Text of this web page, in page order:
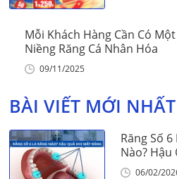
Mỗi Khách Hàng Cần Có
Niềng Răng Cá Nhân Hóa
09/11/2025
BÀI VIẾT MỚI NHẤT
Răng Số 6
Nào? Hậu
Mất Răng
06/02/